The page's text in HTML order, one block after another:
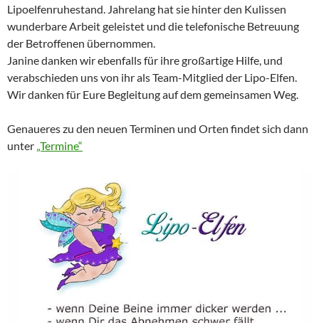
Lipoelfenruhestand. Jahrelang hat sie hinter den Kulissen
wunderbare Arbeit geleistet und die telefonische Betreuung
der Betroffenen übernommen.
Janine danken wir ebenfalls für ihre großartige Hilfe, und
verabschieden uns von ihr als Team-Mitglied der Lipo-Elfen.
Wir danken für Eure Begleitung auf dem gemeinsamen Weg.
Genaueres zu den neuen Terminen und Orten findet sich dann
unter „Termine“